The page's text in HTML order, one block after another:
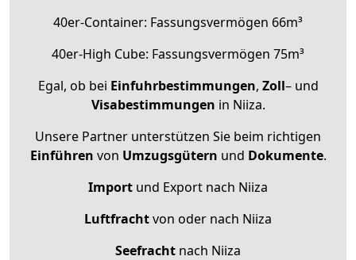
40er-Container: Fassungsvermögen 66m³
40er-High Cube: Fassungsvermögen 75m³
Egal, ob bei Einfuhrbestimmungen, Zoll– und
Visabestimmungen in Niiza.
Unsere Partner unterstützen Sie beim richtigen
Einführen von Umzugsgütern und Dokumente.
Import und Export nach Niiza
Luftfrachtvon oder nach Niiza
Seefracht nach Niiza